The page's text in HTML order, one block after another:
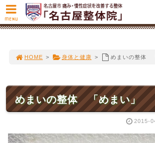
HOME > 身体と健康 > めまいの整体
めまいの整体 「めまい」
2015-
MENU